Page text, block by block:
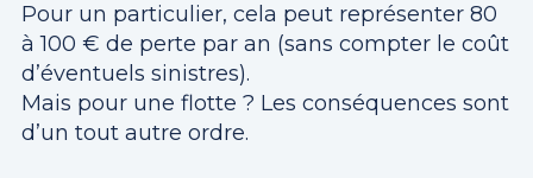
Pour un particulier, cela peut représenter 80
à 100 € de perte par an (sans compter le coût
d’éventuels sinistres).
Mais pour une flotte ? Les conséquences sont
d’un tout autre ordre.